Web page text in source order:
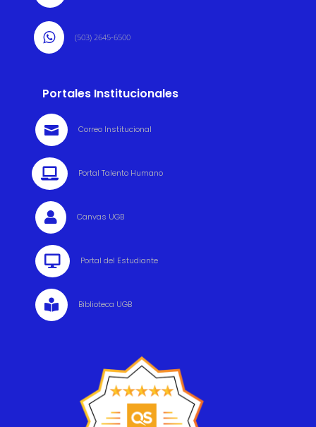
 (503) 2645-6500
Portales Institucionales
 Correo Institucional
 Portal Talento Humano
 Canvas UGB
 Portal del Estudiante
 Biblioteca UGB